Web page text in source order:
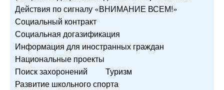
Действия по сигналу «ВНИМАНИЕ ВСЕМ!»
Социальный контракт
Социальная догазификация
Информация для иностранных граждан
Национальные проекты
Поиск захоронений
Туризм
Развитие школьного спорта